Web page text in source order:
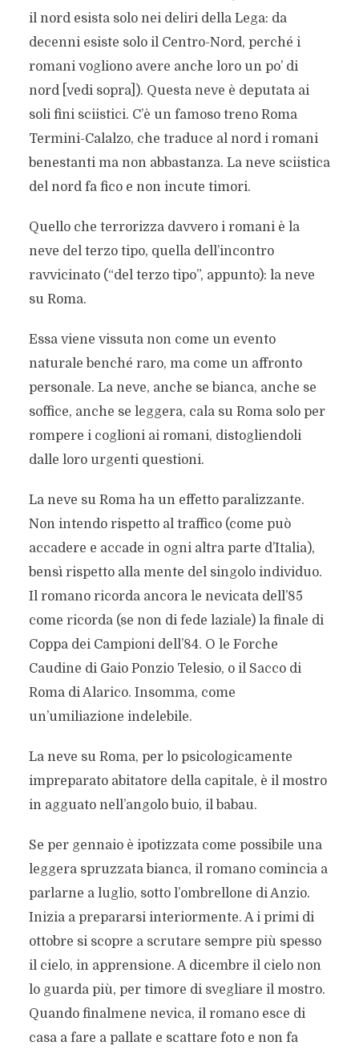
il nord esista solo nei deliri della Lega: da
decenni esiste solo il Centro-Nord, perché i
romani vogliono avere anche loro un po’ di
nord [vedi sopra]). Questa neve è deputata ai
soli fini sciistici. C’è un famoso treno Roma
Termini-Calalzo, che traduce al nord i romani
benestanti ma non abbastanza. La neve sciistica
del nord fa fico e non incute timori.
Quello che terrorizza davvero i romani è la
neve del terzo tipo, quella dell’incontro
ravvicinato (“del terzo tipo”, appunto): la neve
su Roma.
Essa viene vissuta non come un evento
naturale benché raro, ma come un affronto
personale. La neve, anche se bianca, anche se
soffice, anche se leggera, cala su Roma solo per
rompere i coglioni ai romani, distogliendoli
dalle loro urgenti questioni.
La neve su Roma ha un effetto paralizzante.
Non intendo rispetto al traffico (come può
accadere e accade in ogni altra parte d’Italia),
bensì rispetto alla mente del singolo individuo.
Il romano ricorda ancora le nevicata dell’85
come ricorda (se non di fede laziale) la finale di
Coppa dei Campioni dell’84. O le Forche
Caudine di Gaio Ponzio Telesio, o il Sacco di
Roma di Alarico. Insomma, come
un’umiliazione indelebile.
La neve su Roma, per lo psicologicamente
impreparato abitatore della capitale, è il mostro
in agguato nell’angolo buio, il babau.
Se per gennaio è ipotizzata come possibile una
leggera spruzzata bianca, il romano comincia a
parlarne a luglio, sotto l’ombrellone di Anzio.
Inizia a prepararsi interiormente. A i primi di
ottobre si scopre a scrutare sempre più spesso
il cielo, in apprensione. A dicembre il cielo non
lo guarda più, per timore di svegliare il mostro.
Quando finalmene nevica, il romano esce di
casa a fare a pallate e scattare foto e non fa